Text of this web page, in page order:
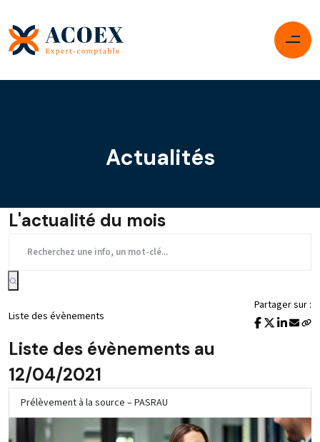
Actualités
L'actualité du mois
Liste des évènements
Partager sur :
Liste des évènements au
12/04/2021
Prélèvement à la source – PASRAU